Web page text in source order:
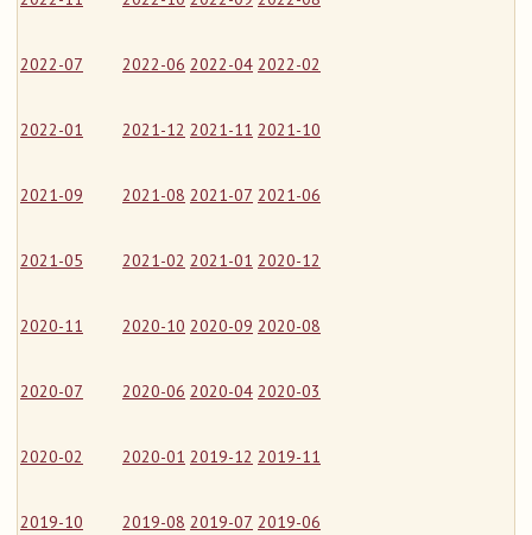
2022-07 2022-06 2022-04 2022-02
2022-01 2021-12 2021-11 2021-10
2021-09 2021-08 2021-07 2021-06
2021-05 2021-02 2021-01 2020-12
2020-11 2020-10 2020-09 2020-08
2020-07 2020-06 2020-04 2020-03
2020-02 2020-01 2019-12 2019-11
2019-10 2019-08 2019-07 2019-06